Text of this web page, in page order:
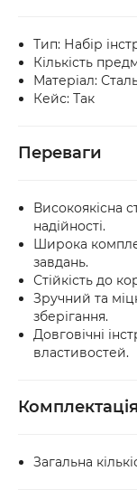
Тип: Набір
Кількість
Матеріал:
Кейс: Так
Переваги
Високоякісна
надійності.
Широка
завдань.
Стійкість до
Зручний та
зберігання.
Довговічні
властивостей.
Комплектація
Загальна